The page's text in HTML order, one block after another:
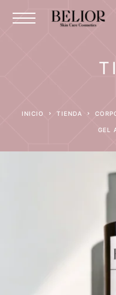
INICIO TIENDA